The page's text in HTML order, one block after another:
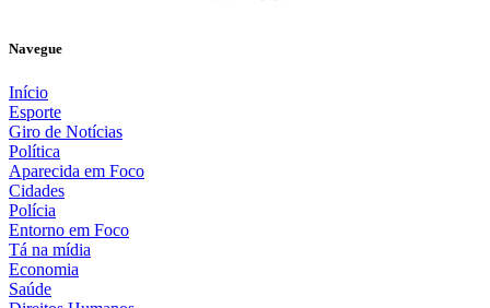
Navegue
Início
Esporte
Giro de Notícias
Política
Aparecida em Foco
Cidades
Polícia
Entorno em Foco
Tá na mídia
Economia
Saúde